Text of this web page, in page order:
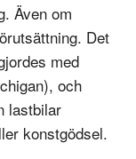
Även om
Det
med
och
lastbilar
konstgödsel.